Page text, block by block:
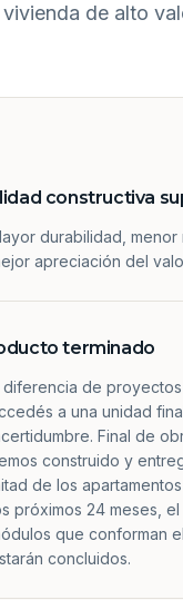
de alto
constructiva
durabilidad, menor
apreciación del
terminado
diferencia de proyectos
a una unidad
Final de
construido y
de los
próximos 24 meses,
que conforman
concluidos.